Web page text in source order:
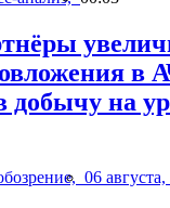
в
добычу на
06